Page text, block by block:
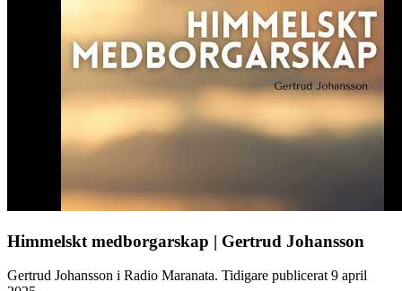
Himmelskt medborgarskap | Gertrud Johansson
Gertrud Johansson i Radio Maranata. Tidigare publicerat 9 april